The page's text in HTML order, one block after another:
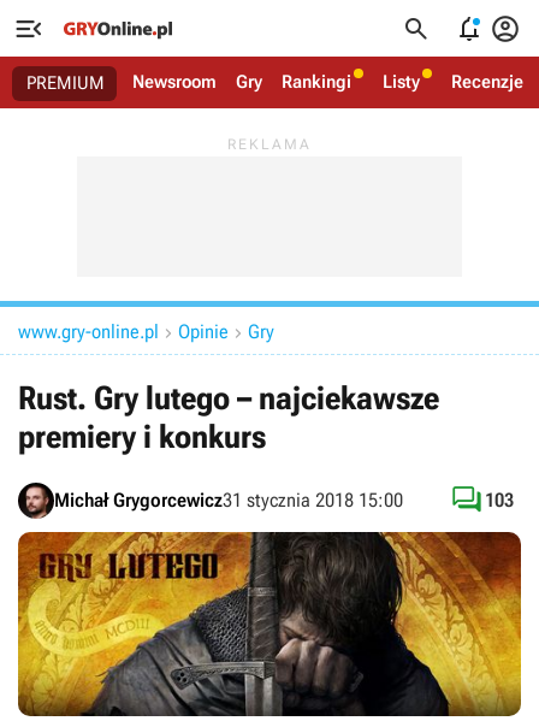
   
PREMIUM Newsroom Gry Rankingi Listy Recenzje
www.gry-online.pl  Opinie  Gry
Rust. Gry lutego – najciekawsze
premiery i konkurs
Michał Grygorcewicz31 stycznia 2018 15:00  103